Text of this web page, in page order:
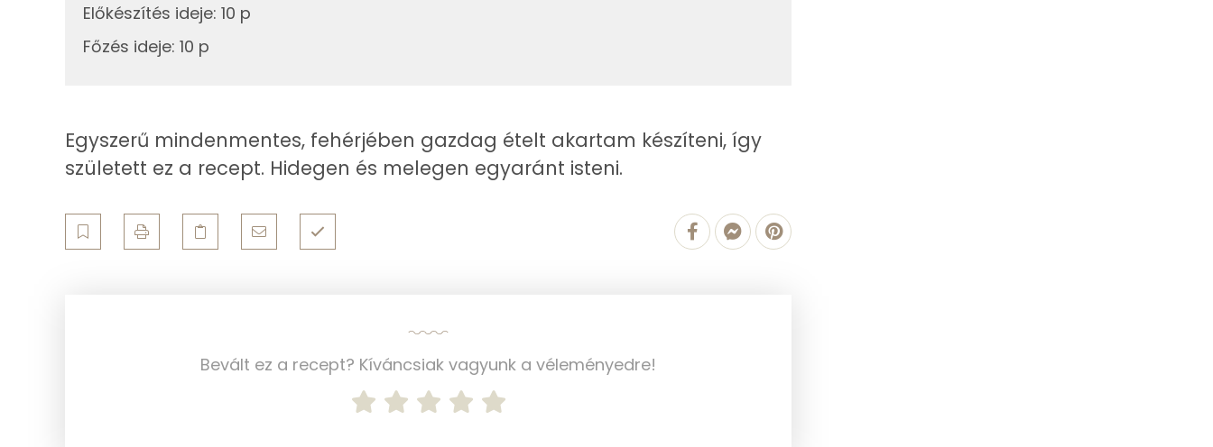
0g koriander
1g chiliszósz
25gmadársaláta 5 kcal
Összesen
16.7 g
Telített zsírsav
Egyszeresen telítetlen zsírsav:
10 g
Többszörösen telítetlen zsírsav
3 g
Előkészítés ideje: 10 p
Főzés ideje: 10 p
Egyszerű mindenmentes, fehérjében gazdag ételt akartam készíteni, így
született ez a recept. Hidegen és melegen egyaránt isteni.
Bevált ez a recept? Kíváncsiak vagyunk a véleményedre!